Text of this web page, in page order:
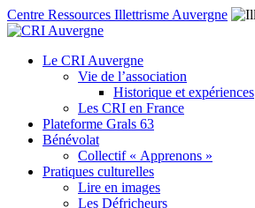
Centre Ressources Illettrisme Auvergne
Le CRI Auvergne
Vie de l’association
Historique et expériences
Les CRI en France
Plateforme Grals 63
Bénévolat
Collectif « Apprenons »
Pratiques culturelles
Lire en images
Les Défricheurs